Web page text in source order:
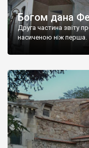
Богом дана
Друга частина звіту
насиченою ніж перша.